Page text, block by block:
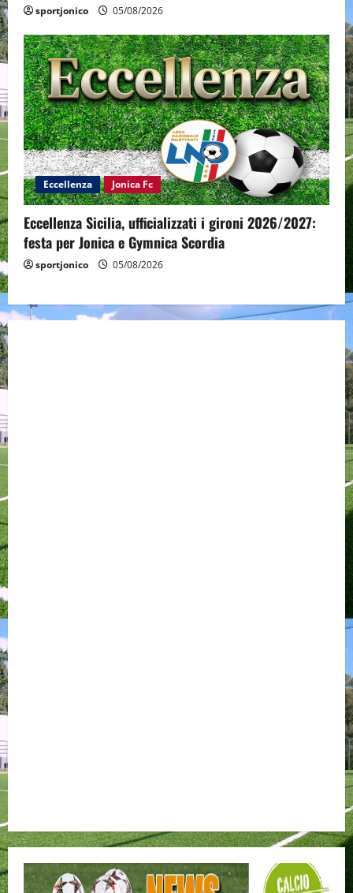
sportjonico 05/08/2026
Eccellenza Jonica Fc
Eccellenza Sicilia, ufficializzati i gironi 2026/2027:
festa per Jonica e Gymnica Scordia
sportjonico 05/08/2026